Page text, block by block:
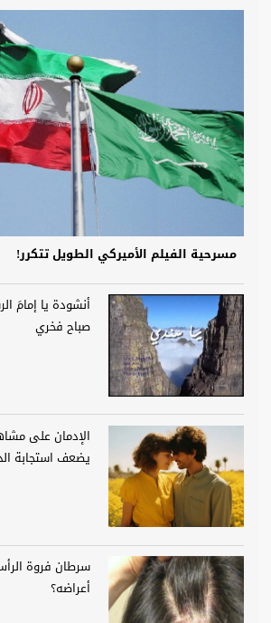
مسرحية الفيلم الأميركي الطويل تتكرر!
أنشودة يا إمامَ
صباح فخري
الإدمان على
يضعف استجابة
سرطان فروة
أعراضه؟